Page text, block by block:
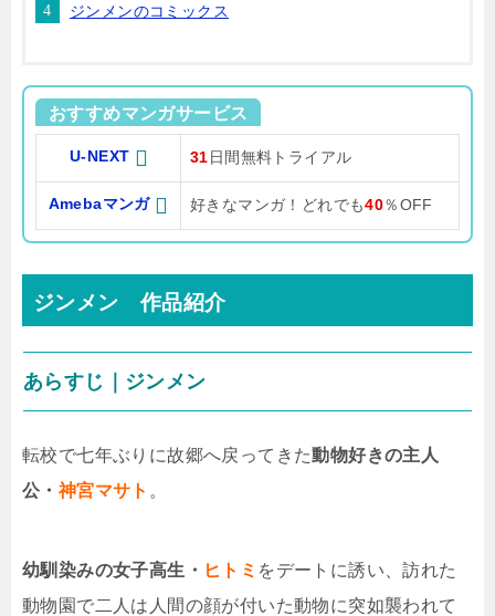
ジンメンのコミックス
おすすめマンガサービス
U-NEXT 31 日間無料トライアル
Amebaマンガ 好きなマンガ！どれでも40％OFF
ジンメン 作品紹介
あらすじ｜ジンメン
転校で七年ぶりに故郷へ戻ってきた動物好きの主人
公・神宮マサト 。
幼馴染みの女子高生・ ヒトミ をデートに誘い、訪れた
動物園で二人は人間の顔が付いた動物に突如襲われて